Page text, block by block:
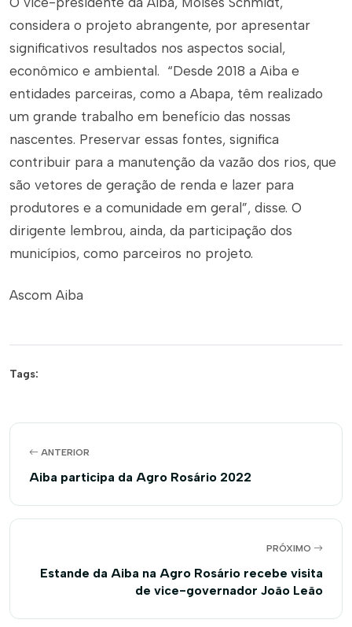
considera o projeto abrangente, por apresentar
significativos resultados nos aspectos social,
econômico e ambiental. “Desde 2018 a Aiba e
entidades parceiras, como a Abapa, têm realizado
um grande trabalho em benefício das nossas
nascentes. Preservar essas fontes, significa
contribuir para a manutenção da vazão dos rios, que
são vetores de geração de renda e lazer para
produtores e a comunidade em geral”, disse. O
dirigente lembrou, ainda, da participação dos
municípios, como parceiros no projeto.
Ascom Aiba
Tags:
ANTERIOR
Aiba participa da Agro Rosário 2022
PRÓXIMO
Estande da Aiba na Agro Rosário recebe visita
de vice-governador João Leão